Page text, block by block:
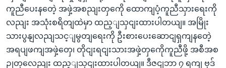
ကူညီပေးနတေဲ့ အဖှဲ့အစညျးတှကေို ထောကျပံ့ကူညီသှားရေးကို
လညျး အသုံးစရိတျထဲမှာ ထည့ျသှငျးထားပါတယျ။ အမြိုး
သားပွနျလညျသင့ျမွတျရေးကို ဦးစားပေးဆောငျရှကျနတေဲ့
အရပျဖကျအဖှဲ့တှေ၊ တိုငျးရငျးသားအဖှဲ့တှကေိုကူညီဖို့ အစီအစ
ဉျတှလေညျး ထည့ျသှငျးထားပါတယျ။ ဒီဇငျဘာ ၇ ရကျ ဗုဒ်